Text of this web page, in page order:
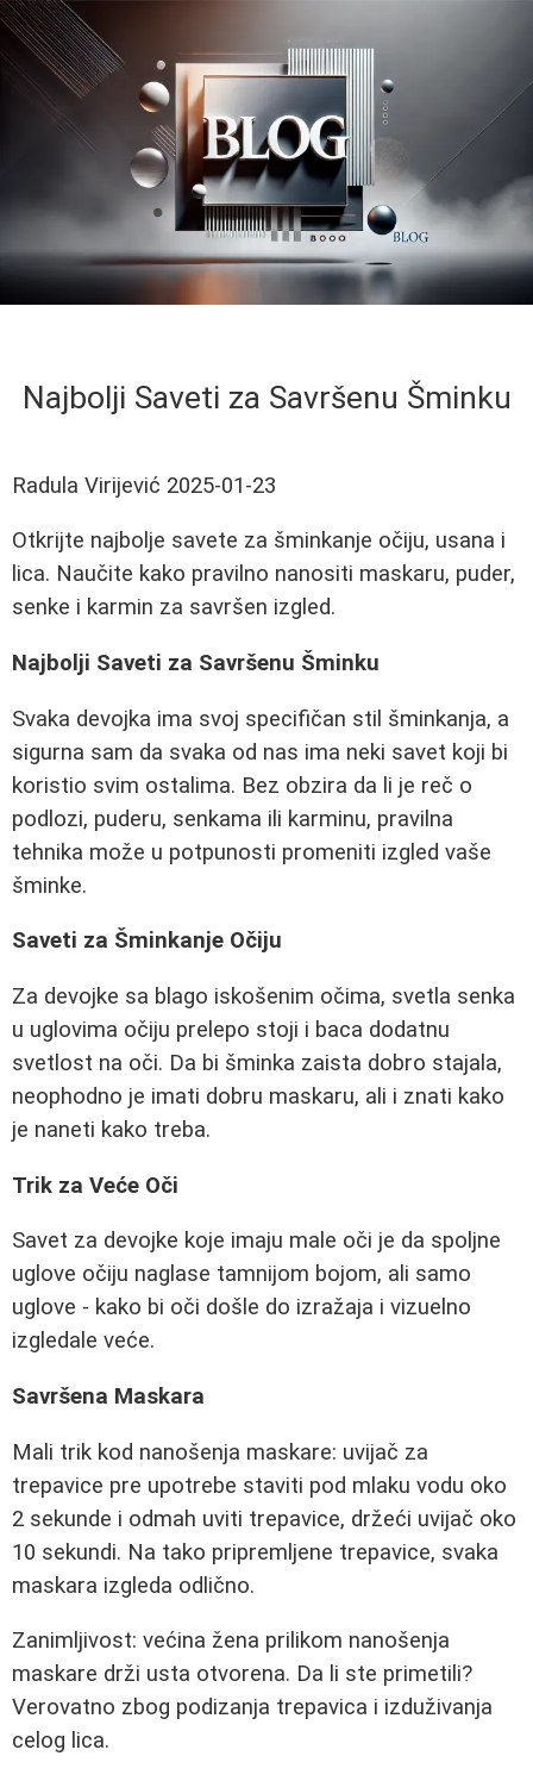
Najbolji Saveti za Savršenu Šminku
Radula Virijević 2025-01-23
Otkrijte najbolje savete za šminkanje očiju, usana i
lica. Naučite kako pravilno nanositi maskaru, puder,
senke i karmin za savršen izgled.
Najbolji Saveti za Savršenu Šminku
Svaka devojka ima svoj specifičan stil šminkanja, a
sigurna sam da svaka od nas ima neki savet koji bi
koristio svim ostalima. Bez obzira da li je reč o
podlozi, puderu, senkama ili karminu, pravilna
tehnika može u potpunosti promeniti izgled vaše
šminke.
Saveti za Šminkanje Očiju
Za devojke sa blago iskošenim očima, svetla senka
u uglovima očiju prelepo stoji i baca dodatnu
svetlost na oči. Da bi šminka zaista dobro stajala,
neophodno je imati dobru maskaru, ali i znati kako
je naneti kako treba.
Trik za Veće Oči
Savet za devojke koje imaju male oči je da spoljne
uglove očiju naglase tamnijom bojom, ali samo
uglove - kako bi oči došle do izražaja i vizuelno
izgledale veće.
Savršena Maskara
Mali trik kod nanošenja maskare: uvijač za
trepavice pre upotrebe staviti pod mlaku vodu oko
2 sekunde i odmah uviti trepavice, držeći uvijač oko
10 sekundi. Na tako pripremljene trepavice, svaka
maskara izgleda odlično.
Zanimljivost: većina žena prilikom nanošenja
maskare drži usta otvorena. Da li ste primetili?
Verovatno zbog podizanja trepavica i izduživanja
celog lica.